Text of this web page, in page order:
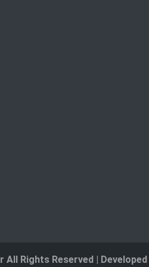
Rights Reserved | Developed